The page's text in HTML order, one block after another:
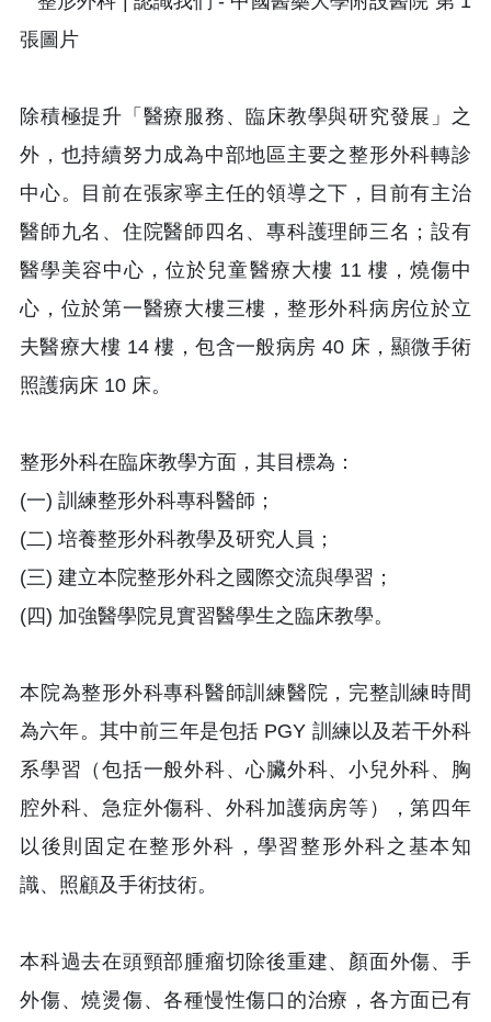
除積極提升「醫療服務、臨床教學與研究發展」之
外，也持續努力成為中部地區主要之整形外科轉診
中心。目前在張家寧主任的領導之下，目前有主治
醫師九名、住院醫師四名、專科護理師三名；設有
醫學美容中心，位於兒童醫療大樓 11 樓，燒傷中
心，位於第一醫療大樓三樓，整形外科病房位於立
夫醫療大樓 14 樓，包含一般病房 40 床，顯微手術
照護病床 10 床。
整形外科在臨床教學方面，其目標為：
(一) 訓練整形外科專科醫師；
(二) 培養整形外科教學及研究人員；
(三) 建立本院整形外科之國際交流與學習；
(四) 加強醫學院見實習醫學生之臨床教學。
本院為整形外科專科醫師訓練醫院，完整訓練時間
為六年。其中前三年是包括 PGY 訓練以及若干外科
系學習（包括一般外科、心臟外科、小兒外科、胸
腔外科、急症外傷科、外科加護病房等），第四年
以後則固定在整形外科，學習整形外科之基本知
識、照顧及手術技術。
本科過去在頭頸部腫瘤切除後重建、顏面外傷、手
外傷、燒燙傷、各種慢性傷口的治療，各方面已有